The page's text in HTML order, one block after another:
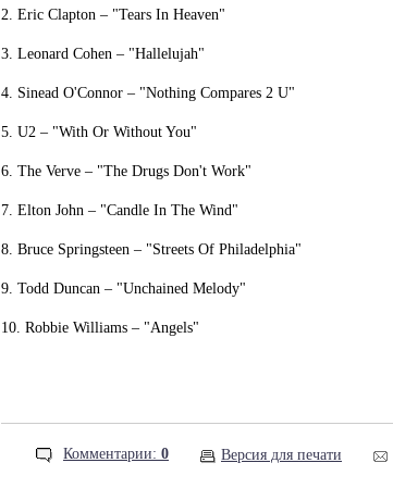
2. Eric Clapton – "Tears In Heaven"
3. Leonard Cohen – "Hallelujah"
4. Sinead O'Connor – "Nothing Compares 2 U"
5. U2 – "With Or Without You"
6. The Verve – "The Drugs Don't Work"
7. Elton John – "Candle In The Wind"
8. Bruce Springsteen – "Streets Of Philadelphia"
9. Todd Duncan – "Unchained Melody"
10. Robbie Williams – "Angels"
Комментарии: 0 Версия для печати